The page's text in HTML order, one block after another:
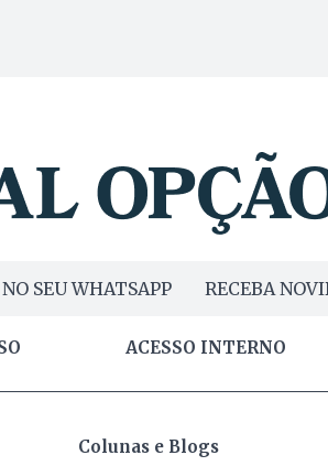
SEU WHATSAPP RECEBA
ACESSO INTERNO
Colunas e Blogs